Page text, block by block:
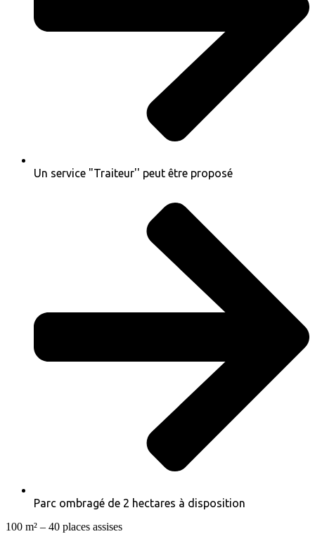
Un service "Traiteur'' peut être proposé
Parc ombragé de 2 hectares à disposition
100 m² – 40 places assises